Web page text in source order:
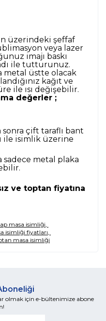
üzerindeki şeffaf
veya lazer
imajı baskı
ile tutturunuz.
metal üstte olacak
kağıt ve
ile ısı değişebilir.
değerler ;
sonra çift taraflı bant
ile isimlik üzerine
sadece metal plaka
ve toptan fiyatına
masa isimliği,
isimliği fiyatları,
masa isimliği
olmak için e-bültenimize abone